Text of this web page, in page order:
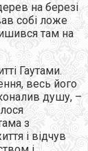
на березі
собі ложе
там на
Гаутами.
весь його
душу, –
з
і відчув